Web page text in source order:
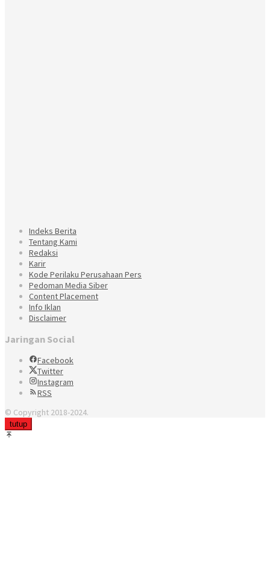
Indeks Berita
Tentang Kami
Redaksi
Karir
Kode Perilaku Perusahaan Pers
Pedoman Media Siber
Content Placement
Info Iklan
Disclaimer
Jaringan Social
Facebook
Twitter
Instagram
RSS
© Copyright 2018-2024.
tutup